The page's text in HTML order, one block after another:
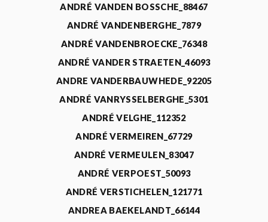
ANDRÉ VANDEN BOSSCHE_88467
ANDRÉ VANDENBERGHE_7879
ANDRÉ VANDENBROECKE_76348
ANDRÉ VANDER STRAETEN_46093
ANDRE VANDERBAUWHEDE_92205
ANDRÉ VANRYSSELBERGHE_5301
ANDRÉ VELGHE_112352
ANDRÉ VERMEIREN_67729
ANDRÉ VERMEULEN_83047
ANDRÉ VERPOEST_50093
ANDRÉ VERSTICHELEN_121771
ANDREA BAEKELANDT_66144